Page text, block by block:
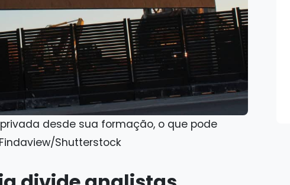
desde sua formação, o que pode
Shutterstock